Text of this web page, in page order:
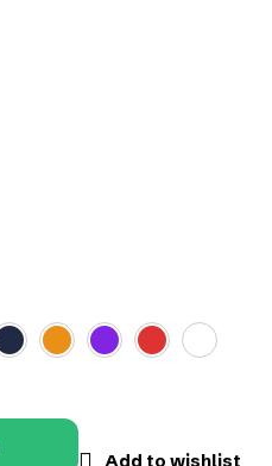
Add to wishlist